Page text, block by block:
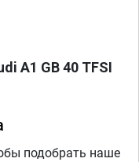
A1 GB 40 TFSI
подобрать наше